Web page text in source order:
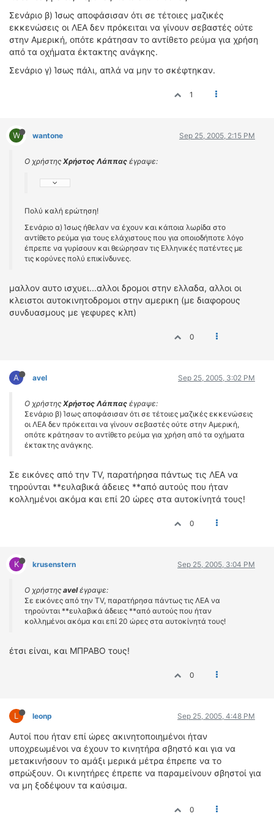
Σενάριο β) Ίσως αποφάσισαν ότι σε τέτοιες μαζικές
εκκενώσεις οι ΛΕΑ δεν πρόκειται να γίνουν σεβαστές ούτε
στην Αμερική, οπότε κράτησαν το αντίθετο ρεύμα για χρήση
από τα οχήματα έκτακτης ανάγκης.
Σενάριο γ) Ίσως πάλι, απλά να μην το σκέφτηκαν.
1
W wantone Sep 25, 2005, 2:15 PM
Ο χρήστης Χρήστος Λάππας έγραψε:
Πολύ καλή ερώτηση!
Σενάριο α) Ίσως ήθελαν να έχουν και κάποια λωρίδα στο
αντίθετο ρεύμα για τους ελάχιστους που για οποιοδήποτε λόγο
έπρεπε να γυρίσουν και θεώρησαν τις Ελληνικές πατέντες με
τις κορύνες πολύ επικίνδυνες.
μαλλον αυτο ισχυει...αλλοι δρομοι στην ελλαδα, αλλοι οι
κλειστοι αυτοκινητοδρομοι στην αμερικη (με διαφορους
συνδυασμους με γεφυρες κλπ)
0
A avel Sep 25, 2005, 3:02 PM
Ο χρήστης Χρήστος Λάππας έγραψε:
Σενάριο β) Ίσως αποφάσισαν ότι σε τέτοιες μαζικές εκκενώσεις
οι ΛΕΑ δεν πρόκειται να γίνουν σεβαστές ούτε στην Αμερική,
οπότε κράτησαν το αντίθετο ρεύμα για χρήση από τα οχήματα
έκτακτης ανάγκης.
Σε εικόνες από την TV, παρατήρησα πάντως τις ΛΕΑ να
τηρούνται **ευλαβικά άδειες **από αυτούς που ήταν
κολλημένοι ακόμα και επί 20 ώρες στα αυτοκίνητά τους!
0
K krusenstern Sep 25, 2005, 3:04 PM
Ο χρήστης avelέγραψε:
Σε εικόνες από την TV, παρατήρησα πάντως τις ΛΕΑ να
τηρούνται **ευλαβικά άδειες **από αυτούς που ήταν
κολλημένοι ακόμα και επί 20 ώρες στα αυτοκίνητά τους!
έτσι είναι, και ΜΠΡΑΒΟ τους!
0
L leonp Sep 25, 2005, 4:48 PM
Αυτοί που ήταν επί ώρες ακινητοποιημένοι ήταν
υποχρεωμένοι να έχουν το κινητήρα σβηστό και για να
μετακινήσουν το αμάξι μερικά μέτρα έπρεπε να το
σπρώξουν. Οι κινητήρες έπρεπε να παραμείνουν σβηστοί για
να μη ξοδέψουν τα καύσιμα.
0